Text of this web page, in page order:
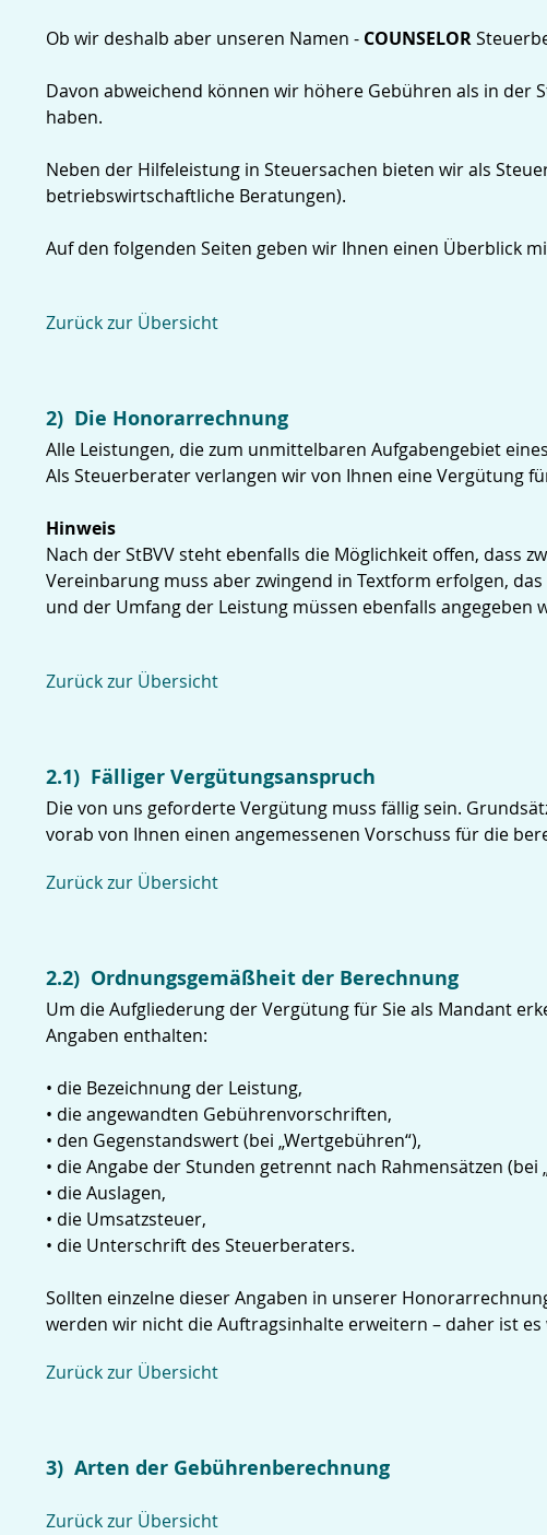
Ob wir deshalb aber unseren Namen - COUNSELOR
Davon abweichend können wir höhere Gebühren als in
haben.
Neben der Hilfeleistung in Steuersachen bieten wir als
betriebswirtschaftliche Beratungen).
Auf den folgenden Seiten geben wir Ihnen einen Überblick
Zurück zur Übersicht
2) Die Honorarrechnung
Alle Leistungen, die zum unmittelbaren Aufgabengebiet
Als Steuerberater verlangen wir von Ihnen eine Vergütung
Hinweis
Nach der StBVV steht ebenfalls die Möglichkeit offen, dass
Vereinbarung muss aber zwingend in Textform erfolgen,
und der Umfang der Leistung müssen ebenfalls angegeben
Zurück zur Übersicht
2.1) Fälliger Vergütungsanspruch
Die von uns geforderte Vergütung muss fällig sein.
vorab von Ihnen einen angemessenen Vorschuss für die
Zurück zur Übersicht
2.2) Ordnungsgemäßheit der Berechnung
Um die Aufgliederung der Vergütung für Sie als Mandant
Angaben enthalten:
• die Bezeichnung der Leistung,
• die angewandten Gebührenvorschriften,
• den Gegenstandswert (bei „Wertgebühren“),
• die Angabe der Stunden getrennt nach Rahmensätzen (bei
• die Auslagen,
• die Umsatzsteuer,
• die Unterschrift des Steuerberaters.
Sollten einzelne dieser Angaben in unserer
werden wir nicht die Auftragsinhalte erweitern – daher ist
Zurück zur Übersicht
3) Arten der Gebührenberechnung
Zurück zur Übersicht